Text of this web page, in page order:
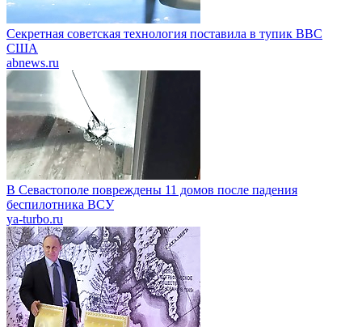
Секретная советская технология поставила в тупик ВВС
США
abnews.ru
В Севастополе повреждены 11 домов после падения
беспилотника ВСУ
ya-turbo.ru